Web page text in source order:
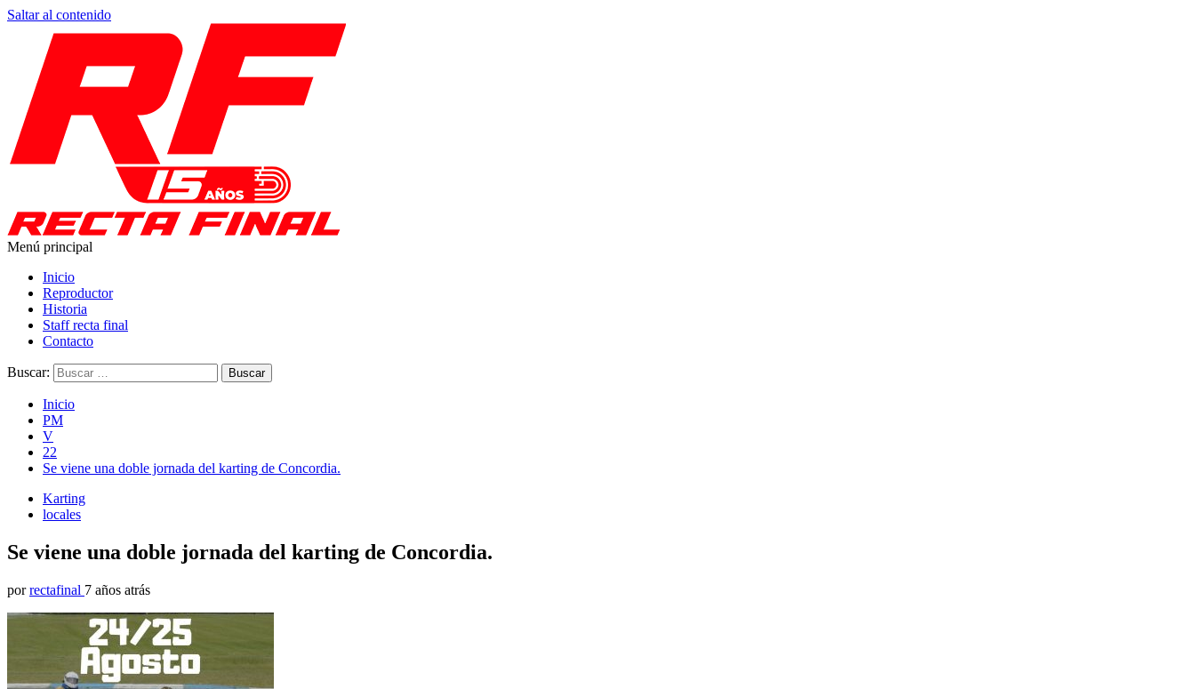
Saltar al contenido
Menú principal
Inicio
Reproductor
Historia
Staff recta final
Contacto
Buscar:
Inicio
PM
V
22
Se viene una doble jornada del karting de Concordia.
Karting
locales
Se viene una doble jornada del karting de Concordia.
por rectafinal 7 años atrás